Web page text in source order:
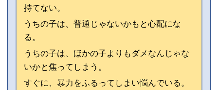
持てない。
うちの子は、普通じゃないかもと心配にな
る。
うちの子は、ほかの子よりもダメなんじゃな
いかと焦ってしまう。
すぐに、暴力をふるってしまい悩んでいる。